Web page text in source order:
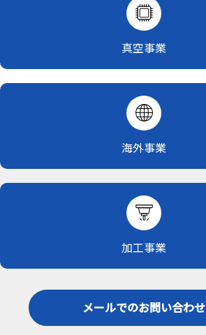
真空事業
海外事業
加工事業
メールでのお問い合わせ